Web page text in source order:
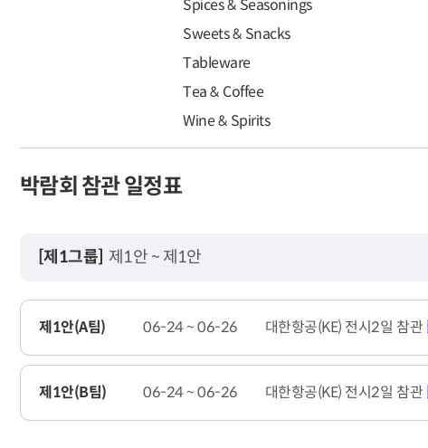
Spices & Seasonings
Sweets & Snacks
Tableware
Tea & Coffee
Wine & Spirits
박람회 참관 일정표
[제1그룹] 제1안 ~ 제1안
제1안(A팀) 06-24 ~ 06-26 대한항공(KE) 전시2일 참관
제1안(B팀) 06-24 ~ 06-26 대한항공(KE) 전시2일 참관